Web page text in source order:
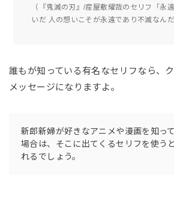
（『鬼滅の刃』/産屋敷耀哉のセリフ「永
いだ 人の想いこそが永遠であり不滅なんだ
誰もが知っている有名なセリフなら、
メッセージになりますよ。
新郎新婦が好きなアニメや漫画を知っ
場合は、そこに出てくるセリフを使う
れるでしょう。